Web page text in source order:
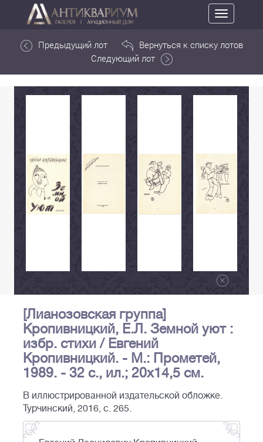
Toggle
navigation
Предыдущий лот
Вернуться к списку лотов
Следующий лот
[Лианозовская группа]
Кропивницкий, Е.Л. Земной уют :
избр. стихи / Евгений
Кропивницкий. - М.: Прометей,
1989. - 32 с., ил.; 20х14,5 см.
В иллюстрированной издательской обложке.
Турчинский, 2016, с. 265.